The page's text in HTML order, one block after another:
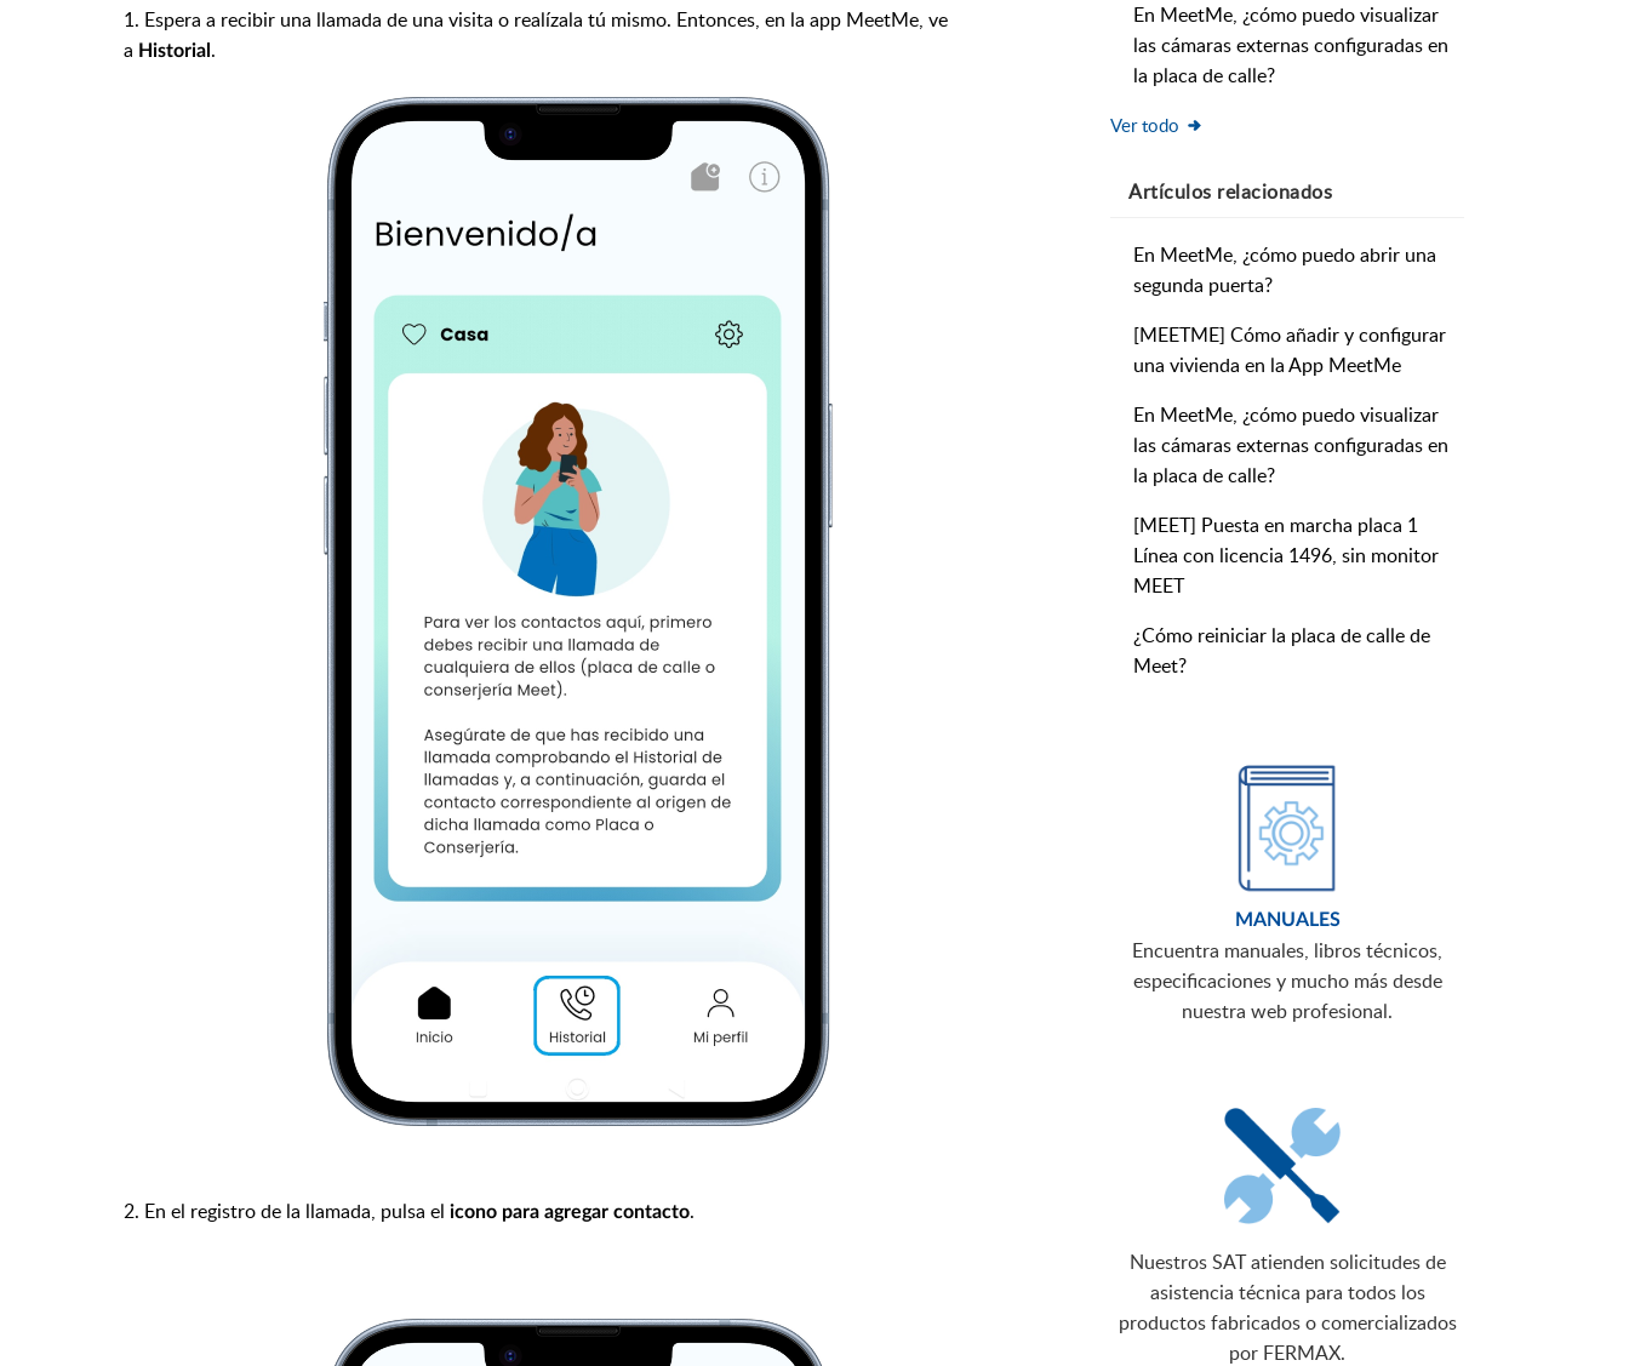
1. Espera a recibir una llamada de una visita o realízala tú mismo. Entonces, en la app MeetMe, ve
a Historial .
2. En el registro de la llamada, pulsa el icono para agregar contacto.
En MeetMe, ¿cómo puedo visualizar
las cámaras externas configuradas en
la placa de calle?
Ver todo
Artículos relacionados
En MeetMe, ¿cómo puedo abrir una
segunda puerta?
[MEETME] Cómo añadir y configurar
una vivienda en la App MeetMe
En MeetMe, ¿cómo puedo visualizar
las cámaras externas configuradas en
la placa de calle?
[MEET] Puesta en marcha placa 1
Línea con licencia 1496, sin monitor
MEET
¿Cómo reiniciar la placa de calle de
Meet?
MANUALES
Encuentra manuales, libros técnicos,
especificaciones y mucho más desde
nuestra web profesional.
Nuestros SAT atienden solicitudes de
asistencia técnica para todos los
productos fabricados o comercializados
por FERMAX.